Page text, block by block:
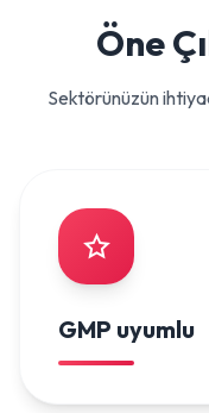
Öne
Sektörünüzün
GMP uyumlu